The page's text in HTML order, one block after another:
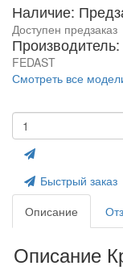
Наличие:
Доступен предзаказ
Производитель:
FEDAST
Смотреть все
Быстрый заказ
Описание
Описание